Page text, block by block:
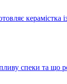
керамістка
спеки та що